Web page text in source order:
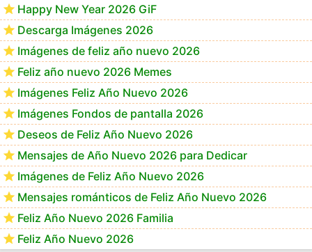
Happy New Year 2026 GiF
Descarga Imágenes 2026
Imágenes de feliz año nuevo 2026
Feliz año nuevo 2026 Memes
Imágenes Feliz Año Nuevo 2026
Imágenes Fondos de pantalla 2026
Deseos de Feliz Año Nuevo 2026
Mensajes de Año Nuevo 2026 para Dedicar
Imágenes de Feliz Año Nuevo 2026
Mensajes románticos de Feliz Año Nuevo 2026
Feliz Año Nuevo 2026 Familia
Feliz Año Nuevo 2026